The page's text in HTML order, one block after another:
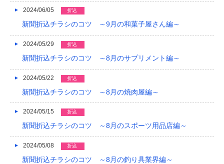
2024/06/05 折込
新聞折込チラシのコツ ～9月の和菓子屋さん編～
2024/05/29 折込
新聞折込チラシのコツ ～8月のサプリメント編～
2024/05/22 折込
新聞折込チラシのコツ ～8月の焼肉屋編～
2024/05/15 折込
新聞折込チラシのコツ ～8月のスポーツ用品店編～
2024/05/08 折込
新聞折込チラシのコツ ～8月の釣り具業界編～